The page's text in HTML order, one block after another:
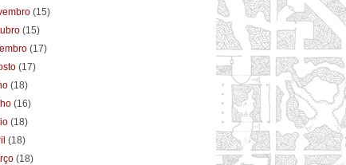
(15)
(15)
(17)
(17)
(18)
(16)
(18)
(18)
(18)